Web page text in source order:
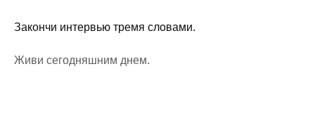
Закончи интервью тремя словами.
Живи сегодняшним днем.